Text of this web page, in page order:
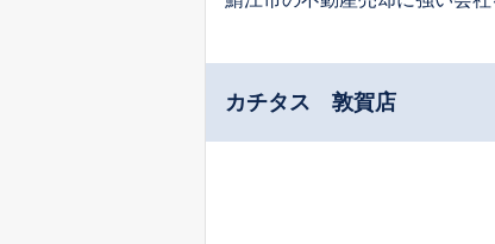
カチタス 敦賀店